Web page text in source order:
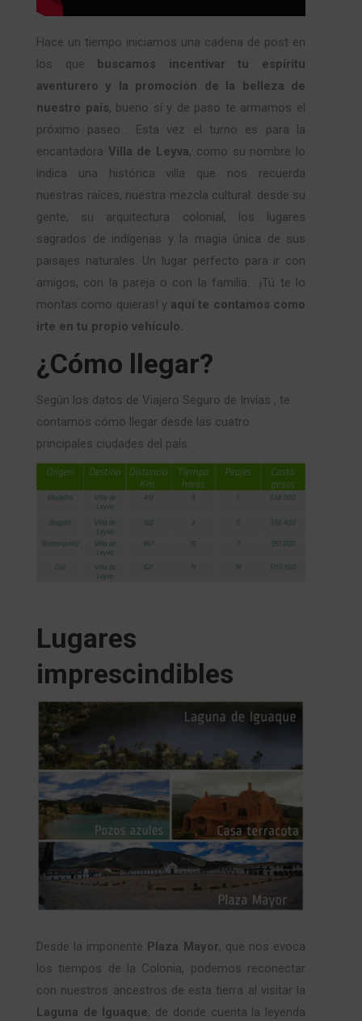
Hace un tiempo iniciamos una cadena de post en
los que buscamos incentivar tu espíritu
aventurero y la promoción de la belleza de
nuestro país, bueno sí y de paso te armamos el
próximo paseo… Esta vez el turno es para la
encantadora Villa de Leyva, como su nombre lo
indica una histórica villa que nos recuerda
nuestras raíces, nuestra mezcla cultural: desde su
gente, su arquitectura colonial, los lugares
sagrados de indígenas y la magia única de sus
paisajes naturales. Un lugar perfecto para ir con
amigos, con la pareja o con la familia. ¡Tú te lo
montas como quieras! y aquí te contamos como
irte en tu propio vehículo.
¿Cómo llegar?
Según los datos de Viajero Seguro de Invías , te
contamos cómo llegar desde las cuatro
principales ciudades del país.
Lugares
imprescindibles
Desde la imponente Plaza Mayor, que nos evoca
los tiempos de la Colonia, podemos reconectar
con nuestros ancestros de esta tierra al visitar la
Laguna de Iguaque, de donde cuenta la leyenda